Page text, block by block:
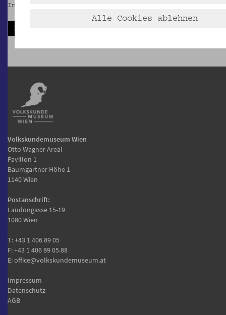
Informationen mit uns
Kommentieren
Volkskundemuseum Wien
Otto Wagner Areal
Pavillon 1
Baumgartner Höhe 1
1140 Wien
Postanschrift:
Laudongasse 15-19
1080 Wien
T:+43 1 406 89 05
F: +43 1 406 89 05.88
E:office@volkskundemuseum.at
Impressum
Datenschutz
AGB
Alle Cookies ablehnen